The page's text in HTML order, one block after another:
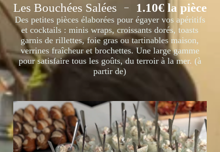
Les Bouchées Salées 1.10€ la pièce
Des petites pièces élaborées pour égayer vos apéritifs
et cocktails : minis wraps, croissants dorés, toasts
garnis de rillettes, foie gras ou tartinables maison,
verrines fraîcheur et brochettes. Une large gamme
pour satisfaire tous les goûts, du terroir à la mer. (à
partir de)